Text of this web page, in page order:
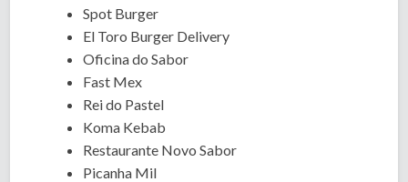
Spot Burger
El Toro Burger Delivery
Oficina do Sabor
Fast Mex
Rei do Pastel
Koma Kebab
Restaurante Novo Sabor
Picanha Mil